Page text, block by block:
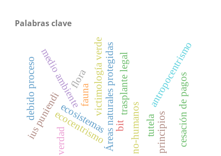
Palabras clave
trasplante legal
Áreas naturales protegidas
ecocentrismo
flora
fauna
medio ambiente
ecosistemas
ius puniendi no-humanos
victimología verde antropocentrismo
debido proceso
bit tutela c
e
s
a
c
i
ó
n
d
e
p
a
g
o
s
principios
verdad